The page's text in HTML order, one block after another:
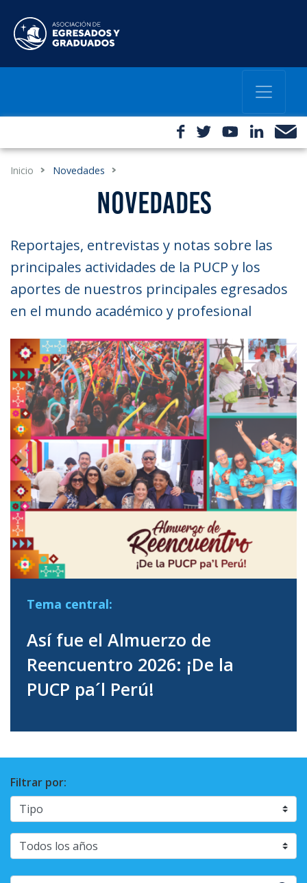
Inicio Novedades
NOVEDADES
Reportajes, entrevistas y notas sobre las
principales actividades de la PUCP y los
aportes de nuestros principales egresados
en el mundo académico y profesional
Tema central:
Así fue el Almuerzo de
Reencuentro 2026: ¡De la
PUCP pa´l Perú!
Filtrar por: